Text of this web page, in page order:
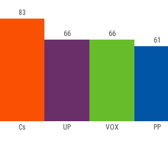
Cs UP VOX PP
83
66 66
61